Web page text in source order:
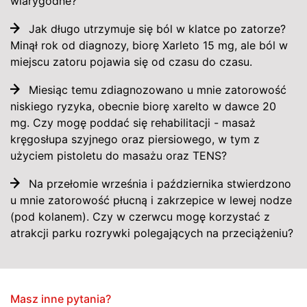
Jak długo utrzymuje się ból w klatce po zatorze?
Minął rok od diagnozy, biorę Xarleto 15 mg, ale ból w
miejscu zatoru pojawia się od czasu do czasu.
Miesiąc temu zdiagnozowano u mnie zatorowość
niskiego ryzyka, obecnie biorę xarelto w dawce 20
mg. Czy mogę poddać się rehabilitacji - masaż
kręgosłupa szyjnego oraz piersiowego, w tym z
użyciem pistoletu do masażu oraz TENS?
Na przełomie września i października stwierdzono
u mnie zatorowość płucną i zakrzepice w lewej nodze
(pod kolanem). Czy w czerwcu mogę korzystać z
atrakcji parku rozrywki polegających na przeciążeniu?
Masz inne pytania?